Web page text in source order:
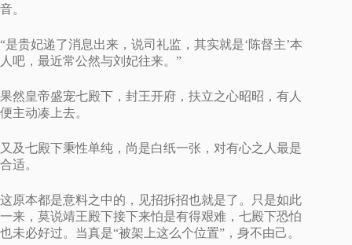
音。
“是贵妃递了消息出来，说司礼监，其实就是‘陈督主’本
人吧，最近常公然与刘妃往来。”
果然皇帝盛宠七殿下，封王开府，扶立之心昭昭，有人
便主动凑上去。
又及七殿下秉性单纯，尚是白纸一张，对有心之人最是
合适。
这原本都是意料之中的，见招拆招也就是了。只是如此
一来，莫说靖王殿下接下来怕是有得艰难，七殿下恐怕
也未必好过。当真是“被架上这么个位置”，身不由己。